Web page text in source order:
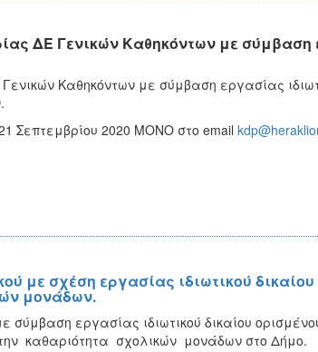
ΔΕ Γενικών Καθηκόντων με σύμβαση
Καθηκόντων με σύμβαση εργασίας
Σεπτεμβρίου 2020 ΜΟΝΟ στο email
με σχέση εργασίας ιδιωτικού δικαίου
μονάδων.
εργασίας ιδιωτικού δικαίου
καθαριότητα σχολικών μονάδων στο Δήμο.